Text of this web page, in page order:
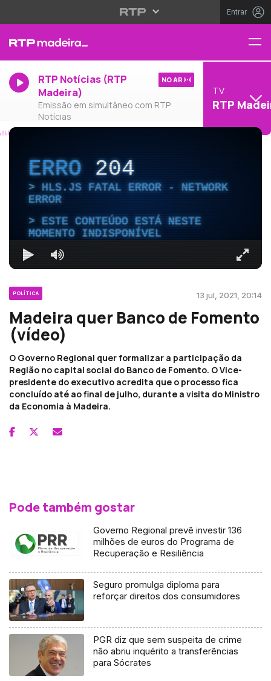
Entrar
RTP Notícias (RTP
Madeira)
Emissão em simultâneo com RTP
Notícias
NO AR
TV
RTP
ERRO204
HLS.JS FATAL ERROR - NETWORK
ERROR
ESTE CONTEÚDO ESTÁ NESTE
MOMENTO INDISPONÍVEL
POLÍTICA 13 jul, 2021, 20:14
Madeira quer Banco de Fomento
(vídeo)
O Governo Regional quer formalizar a participação da
Região no capital social do Banco de Fomento. O Vice-
presidente do executivo acredita que o processo fica
concluído até ao final de julho, durante a visita do Ministro
da Economia à Madeira.
Pode também gostar
Governo Regional prevê investir 136
milhões de euros do Programa de
Recuperação e Resiliência
Seguro promulga diploma para
reforçar direitos dos consumidores
PGR diz que sem suspeita de crime
não abriu inquérito a transferências
para Sócrates